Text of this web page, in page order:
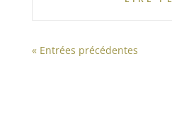
« Entrées précédentes